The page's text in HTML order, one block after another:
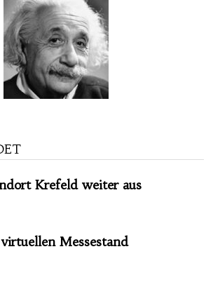
Krefeld weiter aus
Messestand